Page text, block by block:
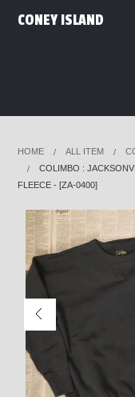
CONEY ISLAND
HOME ALL ITEM
COLIMBO :
FLEECE - [ZA-0400]